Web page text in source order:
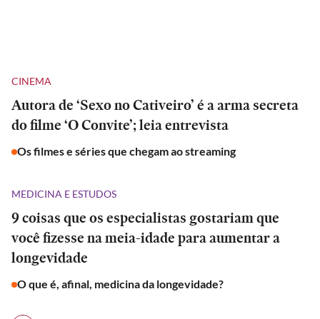
CINEMA
Autora de ‘Sexo no Cativeiro’ é a arma secreta
do filme ‘O Convite’; leia entrevista
Os filmes e séries que chegam ao streaming
MEDICINA E ESTUDOS
9 coisas que os especialistas gostariam que
você fizesse na meia-idade para aumentar a
longevidade
O que é, afinal, medicina da longevidade?